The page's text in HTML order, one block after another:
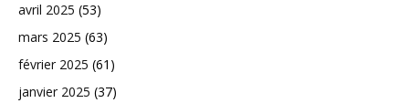
avril 2025 (53)
mars 2025 (63)
février 2025 (61)
janvier 2025 (37)